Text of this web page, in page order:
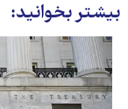
بیشتر بخوانید: